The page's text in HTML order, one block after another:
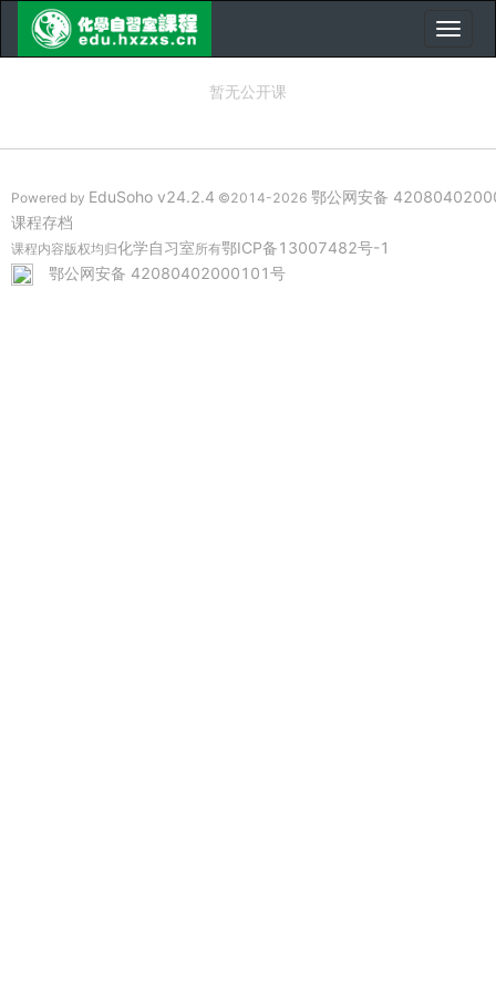
暂无公开课
Powered by EduSoho v24.2.4 ©2014-2026 鄂公网安备
课程存档
课程内容版权均归化学自习室所有鄂ICP备13007482号-1
鄂公网安备 42080402000101号